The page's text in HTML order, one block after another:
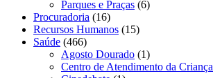
Parques e Praças (6)
Procuradoria (16)
Recursos Humanos (15)
Saúde (466)
Agosto Dourado (1)
Centro de Atendimento da Criança